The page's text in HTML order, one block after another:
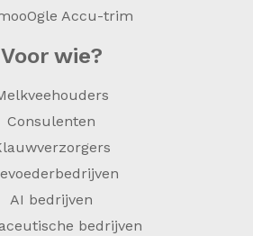
Accu-trim
Voor wie?
Consulenten
AI bedrijven
bedrijven